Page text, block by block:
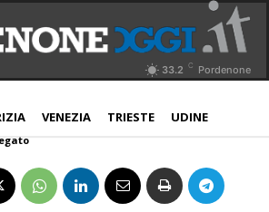
33.2 C Pordenone
VENEZIA TRIESTE UDINE
presentato il
generazioni”